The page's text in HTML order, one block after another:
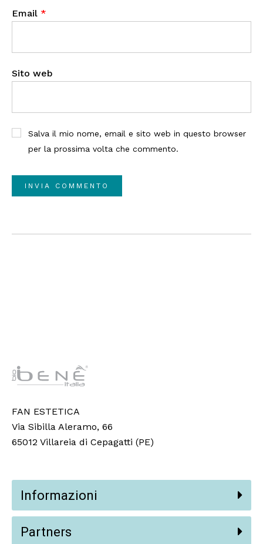
Email *
Sito web
Salva il mio nome, email e sito web in questo browser
per la prossima volta che commento.
FAN ESTETICA
Via Sibilla Aleramo, 66
65012 Villareia di Cepagatti (PE)
Informazioni
Partners